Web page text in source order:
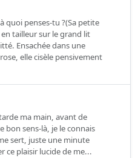
quoi penses-tu ?(Sa petite
tailleur sur le grand lit
Ensachée dans une
elle cisèle pensivement
ma main, avant de
bon sens-là, je le connais
sert, juste une minute
ce plaisir lucide de me...